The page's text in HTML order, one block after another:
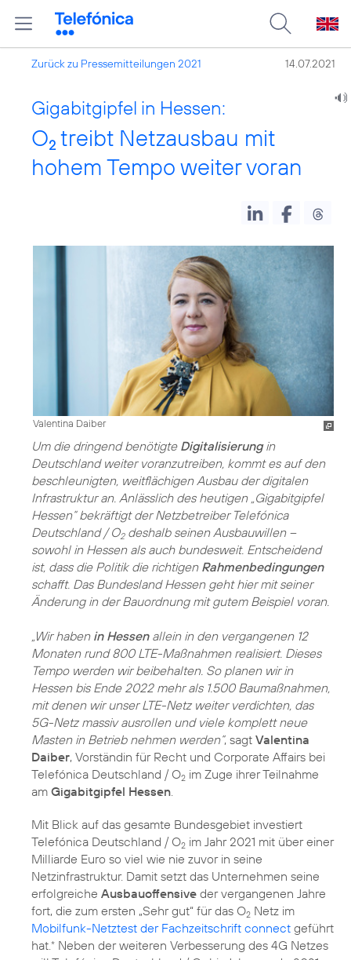
Zurück zu Pressemitteilungen 2021 14.07.2021
Gigabitgipfel in Hessen:
O2 treibt Netzausbau mit
hohem Tempo weiter voran
Valentina Daiber
Um die dringend benötigte Digitalisierungin
Deutschland weiter voranzutreiben, kommt es auf den
beschleunigten, weitflächigen Ausbau der digitalen
Infrastruktur an. Anlässlich des heutigen „Gigabitgipfel
Hessen“ bekräftigt der Netzbetreiber Telefónica
Deutschland / O2deshalb seinen Ausbauwillen –
sowohl in Hessen als auch bundesweit. Entscheidend
ist, dass die Politik die richtigen Rahmenbedingungen
schafft. Das Bundesland Hessen geht hier mit seiner
Änderung in der Bauordnung mit gutem Beispiel voran.
„Wir haben in Hessenallein in den vergangenen 12
Monaten rund 800 LTE-Maßnahmen realisiert. Dieses
Tempo werden wir beibehalten. So planen wir in
Hessen bis Ende 2022 mehr als 1.500 Baumaßnahmen,
mit denen wir unser LTE-Netz weiter verdichten, das
5G-Netz massiv ausrollen und viele komplett neue
Masten in Betrieb nehmen werden“, sagt Valentina
Daiber, Vorständin für Recht und Corporate Affairs bei
Telefónica Deutschland / O2 im Zuge ihrer Teilnahme
am Gigabitgipfel Hessen
Mit Blick auf das gesamte Bundesgebiet investiert
Telefónica Deutschland / O2 im Jahr 2021 mit über einer
Milliarde Euro so viel wie nie zuvor in seine
Netzinfrastruktur. Damit setzt das Unternehmen seine
erfolgreiche Ausbauoffensive der vergangenen Jahre
fort, die zum ersten „Sehr gut“ für das O2 Netz im
Mobilfunk-Netztest der Fachzeitschrift connect geführt
hat. * Neben der weiteren Verbesserung des 4G Netzes